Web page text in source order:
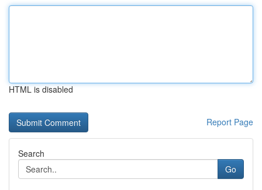
HTML is disabled
Report Page
Search
Go